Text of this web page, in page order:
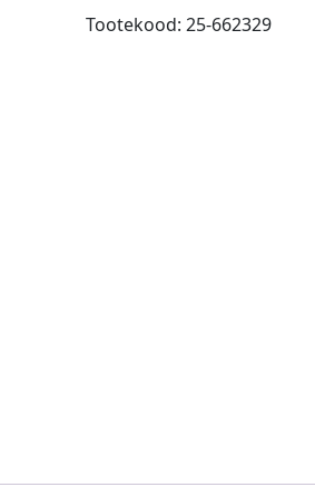
2
Tootekood:25-662329